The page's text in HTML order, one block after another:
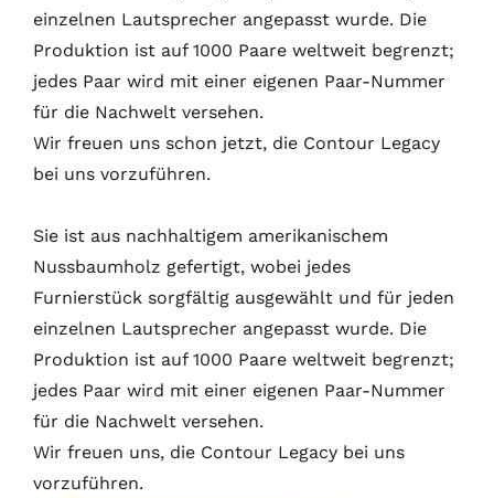
einzelnen Lautsprecher angepasst wurde. Die
Produktion ist auf 1000 Paare weltweit begrenzt;
jedes Paar wird mit einer eigenen Paar-Nummer
für die Nachwelt versehen.
Wir freuen uns schon jetzt, die Contour Legacy
bei uns vorzuführen.
Sie ist aus nachhaltigem amerikanischem
Nussbaumholz gefertigt, wobei jedes
Furnierstück sorgfältig ausgewählt und für jeden
einzelnen Lautsprecher angepasst wurde. Die
Produktion ist auf 1000 Paare weltweit begrenzt;
jedes Paar wird mit einer eigenen Paar-Nummer
für die Nachwelt versehen.
Wir freuen uns, die Contour Legacy bei uns
vorzuführen.